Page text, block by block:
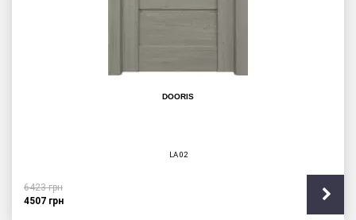
DOORIS
LA 02
6423грн
4507 грн